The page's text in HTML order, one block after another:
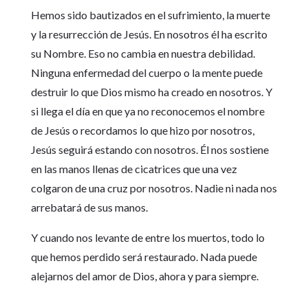
Hemos sido bautizados en el sufrimiento, la muerte
y la resurrección de Jesús. En nosotros él ha escrito
su Nombre. Eso no cambia en nuestra debilidad.
Ninguna enfermedad del cuerpo o la mente puede
destruir lo que Dios mismo ha creado en nosotros. Y
si llega el día en que ya no reconocemos el nombre
de Jesús o recordamos lo que hizo por nosotros,
Jesús seguirá estando con nosotros. Él nos sostiene
en las manos llenas de cicatrices que una vez
colgaron de una cruz por nosotros. Nadie ni nada nos
arrebatará de sus manos.
Y cuando nos levante de entre los muertos, todo lo
que hemos perdido será restaurado. Nada puede
alejarnos del amor de Dios, ahora y para siempre.